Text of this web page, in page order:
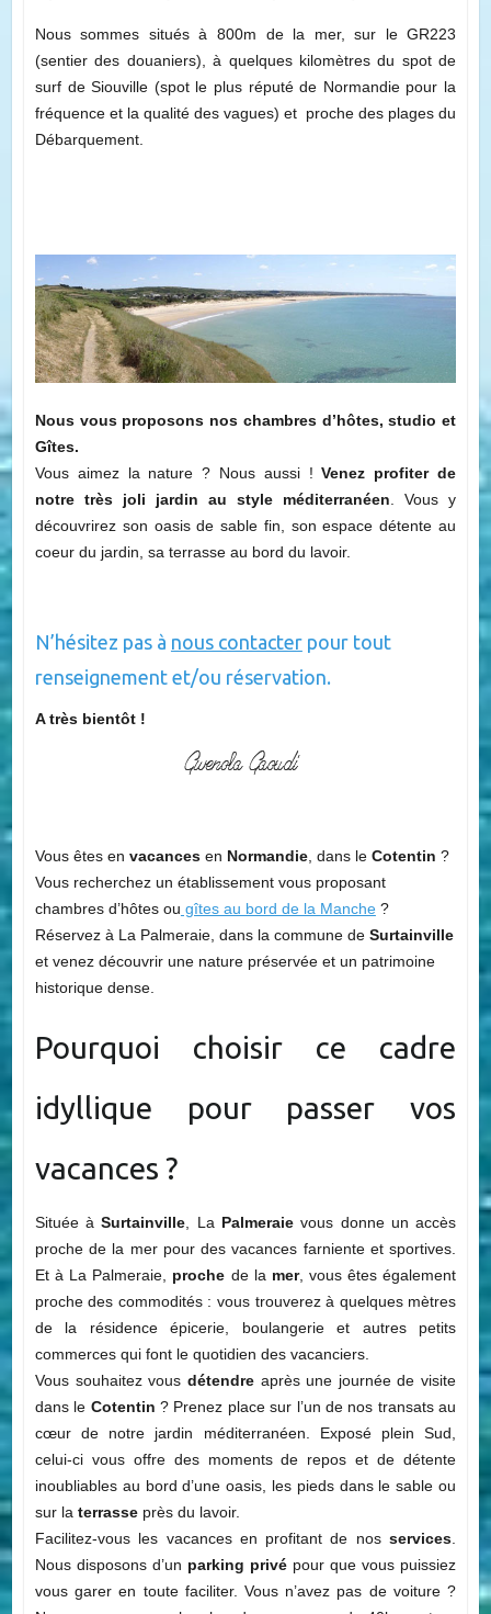
Nous sommes situés à 800m de la mer, sur le GR223
(sentier des douaniers), à quelques kilomètres du spot de
surf de Siouville (spot le plus réputé de Normandie pour la
fréquence et la qualité des vagues) et proche des plages du
Débarquement.
Nous vous proposons nos chambres d’hôtes, studio et
Gîtes.
Vous aimez la nature ? Nous aussi !Venez profiter de
notre très joli jardin au style méditerranéen. Vous y
découvrirez son oasis de sable fin, son espace détente au
coeur du jardin, sa terrasse au bord du lavoir.
N’hésitez pas à nous contacterpour tout
renseignement et/ou réservation.
A très bientôt !
Vous êtes en vacancesen Normandie, dans le Cotentin ?
Vous recherchez un établissement vous proposant
chambres d’hôtes ou gîtes au bord de la Manche?
Réservez à La Palmeraie, dans la commune de Surtainville
et venez découvrir une nature préservée et un patrimoine
historique dense.
Pourquoi choisir ce cadre
idyllique pour passer vos
vacances ?
Située àSurtainville , La Palmeraie vous donne un accès
proche de la mer pour des vacances farniente et sportives.
Et à La Palmeraie, proche de la mer, vous êtes également
proche des commodités : vous trouverez à quelques mètres
de la résidence épicerie, boulangerie et autres petits
commerces qui font le quotidien des vacanciers.
Vous souhaitez vous détendreaprès une journée de visite
dans le Cotentin ? Prenez place sur l’un de nos transats au
cœur de notre jardin méditerranéen. Exposé plein Sud,
celui-ci vous offre des moments de repos et de détente
inoubliables au bord d’une oasis, les pieds dans le sable ou
sur la terrasseprès du lavoir.
Facilitez-vous les vacances en profitant de nosservices
Nous disposons d’un parking privé pour que vous puissiez
vous garer en toute faciliter. Vous n’avez pas de voiture ?